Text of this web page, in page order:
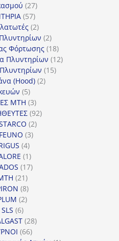
προϊόντα
2727
προϊόντα
5757
προϊόντα
22
προϊόντα
22
προϊόντα
Φόρτωσης 1818
προϊόντα
Πλυντηρίων 1212
1515
(Hood) 22
55
προϊόντα
MTH 33
προϊόντα
9292
22
33
44
προϊόντα
11
προϊόν
1717
2121
προϊόντα
88
προϊόντα
22
SLS 66
προϊόντα
2828
6666